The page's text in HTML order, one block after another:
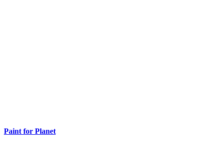
Paint for Planet